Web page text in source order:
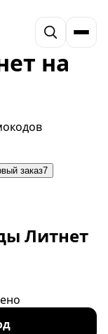
на
заказ7
Литнет